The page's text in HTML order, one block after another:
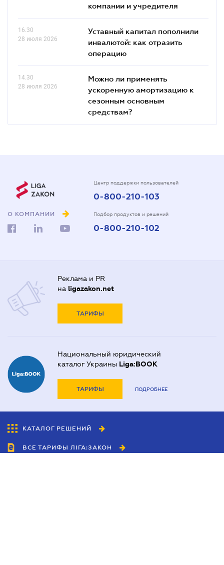
компании и учредителя
16.30
28 июля 2026
Уставный капитал пополнили
инвалютой: как отразить
операцию
14.30
28 июля 2026
Можно ли применять
ускоренную амортизацию к
сезонным основным
средствам?
О КОМПАНИИ
Центр поддержки пользователей
0-800-210-103
Подбор продуктов и решений
0-800-210-102
Реклама и PR
на ligazakon.net
ТАРИФЫ
Национальный юридический
каталог Украины Liga:BOOK
ТАРИФЫ ПОДРОБНЕЕ
КАТАЛОГ РЕШЕНИЙ
ВСЕ ТАРИФЫ ЛІГА:ЗАКОН